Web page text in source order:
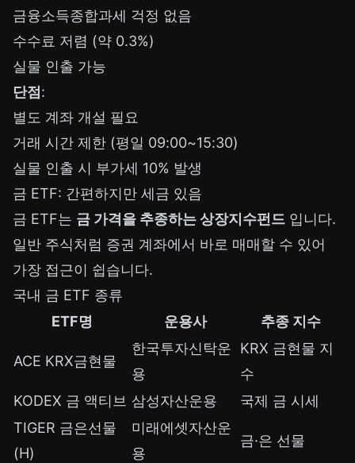
금융소득종합과세 걱정 없음
수수료 저렴 (약 0.3%)
실물 인출 가능
단점 :
별도 계좌 개설 필요
거래 시간 제한 (평일 09:00~15:30)
실물 인출 시 부가세 10% 발생
금 ETF: 간편하지만 세금 있음
금 ETF는 금 가격을 추종하는 상장지수펀드 입니다.
일반 주식처럼 증권 계좌에서 바로 매매할 수 있어
가장 접근이 쉽습니다.
국내 금 ETF 종류
ETF명
운용사 추종 지수
ACE KRX금현물
한국투자신탁운
용
KRX 금현물 지
수
KODEX 금 액티브 삼성자산운용
국제 금 시세
TIGER 금은선물
(H)
미래에셋자산운
용
금·은 선물